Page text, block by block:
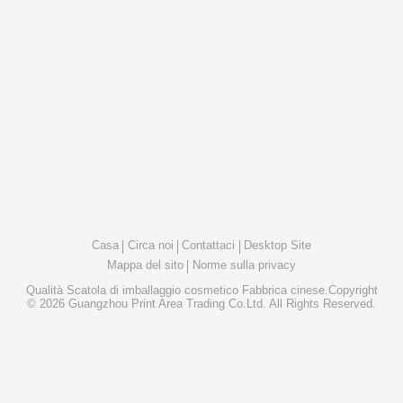
Casa Circa noi Contattaci
Desktop Site
Mappa del sito
Norme sulla privacy
Qualità Scatola di imballaggio cosmeticoFabbrica cinese.Copyright
© 2026 Guangzhou Print Area Trading Co.Ltd. All Rights Reserved.